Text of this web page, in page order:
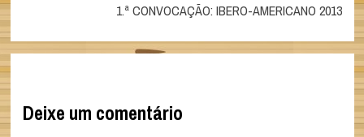
1.ª CONVOCAÇÃO: IBERO-AMERICANO 2013
Deixe um comentário